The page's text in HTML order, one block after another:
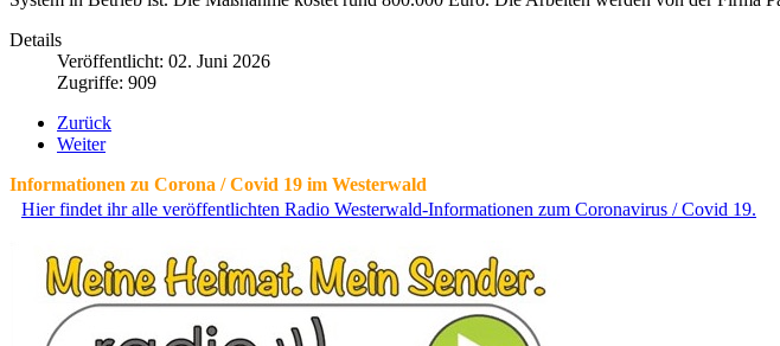
Details
Veröffentlicht: 02. Juni 2026
Zugriffe: 909
Zurück
Weiter
Informationen zu Corona / Covid 19 im Westerwald
Hier findet ihr alle veröffentlichten Radio Westerwald-Informationen zum Coronavirus / Covid 19.